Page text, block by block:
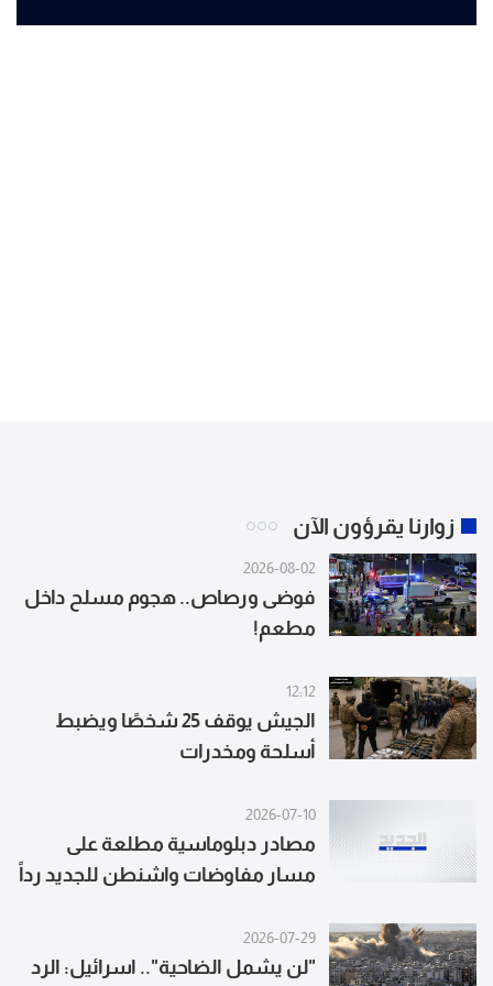
زوارنا يقرؤون الآن
2026-08-02
فوضى ورصاص.. هجوم مسلح داخل
مطعم!
12:12
الجيش يوقف 25 شخصًا ويضبط
أسلحة ومخدرات
2026-07-10
مصادر دبلوماسية مطلعة على
مسار مفاوضات واشنطن للجديد رداً
الوثيقة: العبرة ليست في المصطلح
بل في المضمون وإعادة تموضع
2026-07-29
"لن يشمل الضاحية".. اسرائيل: الرد